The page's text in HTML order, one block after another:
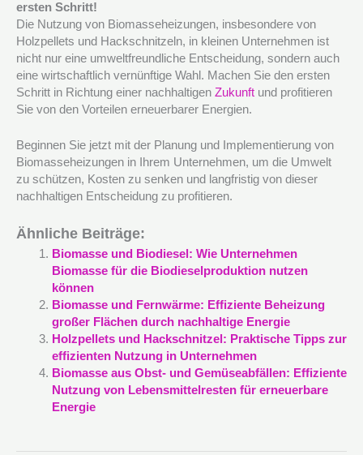
ersten Schritt!
Die Nutzung von Biomasseheizungen, insbesondere von
Holzpellets und Hackschnitzeln, in kleinen Unternehmen ist
nicht nur eine umweltfreundliche Entscheidung, sondern auch
eine wirtschaftlich vernünftige Wahl. Machen Sie den ersten
Schritt in Richtung einer nachhaltigen Zukunft und profitieren
Sie von den Vorteilen erneuerbarer Energien.
Beginnen Sie jetzt mit der Planung und Implementierung von
Biomasseheizungen in Ihrem Unternehmen, um die Umwelt
zu schützen, Kosten zu senken und langfristig von dieser
nachhaltigen Entscheidung zu profitieren.
Ähnliche Beiträge:
Biomasse und Biodiesel: Wie Unternehmen
Biomasse für die Biodieselproduktion nutzen
können
Biomasse und Fernwärme: Effiziente Beheizung
großer Flächen durch nachhaltige Energie
Holzpellets und Hackschnitzel: Praktische Tipps zur
effizienten Nutzung in Unternehmen
Biomasse aus Obst- und Gemüseabfällen: Effiziente
Nutzung von Lebensmittelresten für erneuerbare
Energie